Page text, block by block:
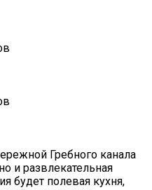
Гребного канала
и развлекательная
будет полевая кухня,